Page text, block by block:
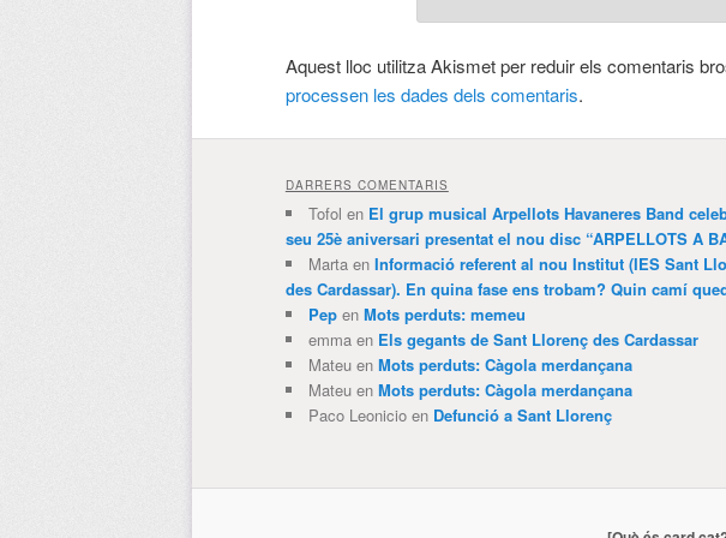
Aquest lloc utilitza Akismet per reduir els comentaris
processen les dades dels comentaris.
DARRERS COMENTARIS
Tofol en El grup musical Arpellots Havaneres Band
seu 25è aniversari presentat el nou disc “ARPELLOTS A
Martaen Informació referent al nou Institut (IES Sant
des Cardassar). En quina fase ens trobam? Quin camí
Pepen Mots perduts: memeu
emmaen Els gegants de Sant Llorenç des Cardassar
Mateuen Mots perduts: Càgola merdançana
Mateuen Mots perduts: Càgola merdançana
Paco Leonicioen Defunció a Sant Llorenç